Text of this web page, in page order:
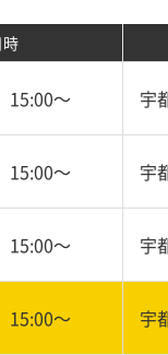
15:00〜 宇
15:00〜 宇
15:00〜 宇
15:00〜 宇